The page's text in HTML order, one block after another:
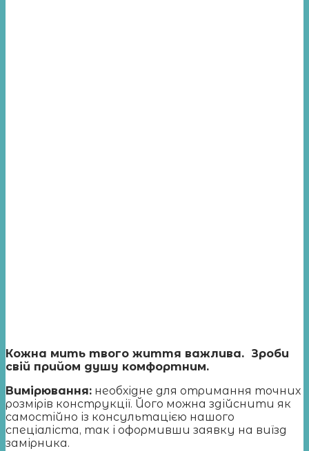
Кожна мить твого життя важлива. Зроби
свій прийом душу комфортним.
Вимірювання: необхідне для отримання точних
розмірів конструкції. Його можна здійснити як
самостійно із консультацією нашого
спеціаліста, так і оформивши заявку на виїзд
замірника.